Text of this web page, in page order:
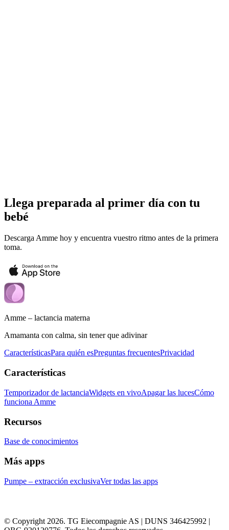
Llega preparada al primer día con tu
bebé
Descarga Amme hoy y encuentra vuestro ritmo antes de la primera
toma.
Amme – lactancia materna
Amamanta con calma, sin tener que adivinar
CaracterísticasPara quién esPreguntas frecuentesPrivacidad
Características
Temporizador de lactanciaWidgets en vivoApagar las lucesCómo
funciona Amme
Recursos
Base de conocimientos
Más apps
Pumpe – extracción exclusivaVer todas las apps
© Copyright 2026. TG Eiecompagnie AS | DUNS 346425992 |